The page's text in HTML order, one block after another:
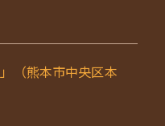
（熊本市中央区本